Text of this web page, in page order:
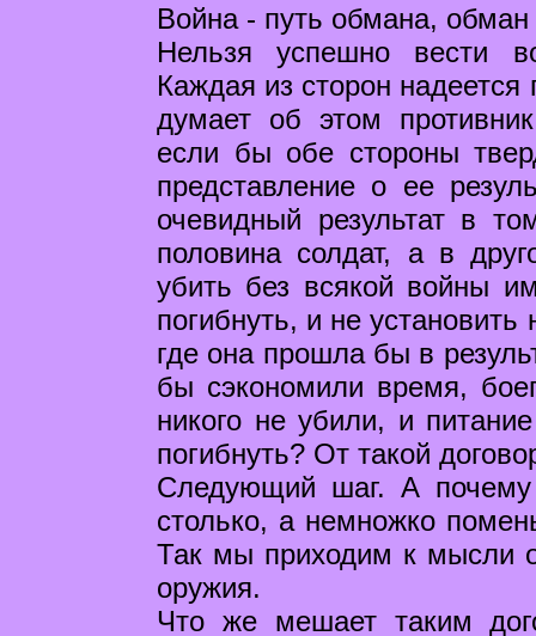
Война - путь обмана,
Нельзя успешно вести
Каждая из сторон
думает об этом
если бы обе стороны
представление о ее
очевидный результат в
половина солдат, а в
убить без всякой войны
погибнуть, и не
где она прошла бы в
бы сэкономили время,
никого не убили, и
погибнуть? От такой
Следующий шаг. А почему
столько, а немножко
Так мы приходим к мысли
оружия.
Что же мешает таким